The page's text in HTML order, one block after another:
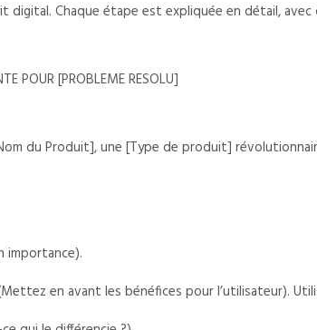
Chaque étape est expliquée en détail,
POUR [PROBLEME RESOLU]
du Produit], une [Type de produit]
importance).
en avant les bénéfices pour l’utilisateur).